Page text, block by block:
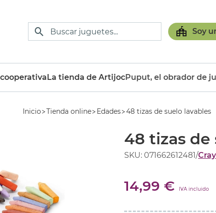
Soy
La tienda de ArtijocPuput, el obrador de
Inicio Tienda online Edades 48 tizas de suelo lavables
48 tizas de
SKU: 071662612481/
14,99 € IVA incluido